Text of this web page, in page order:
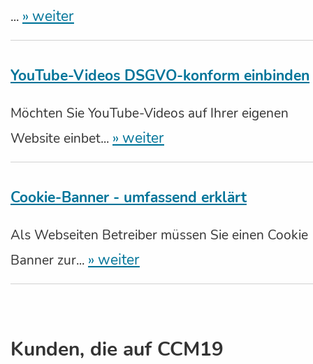
... » weiter
YouTube-Videos DSGVO-konform einbinden
Möchten Sie YouTube-Videos auf Ihrer eigenen
Website einbet... » weiter
Cookie-Banner - umfassend erklärt
Als Webseiten Betreiber müssen Sie einen Cookie
Banner zur... » weiter
Kunden, die auf CCM19